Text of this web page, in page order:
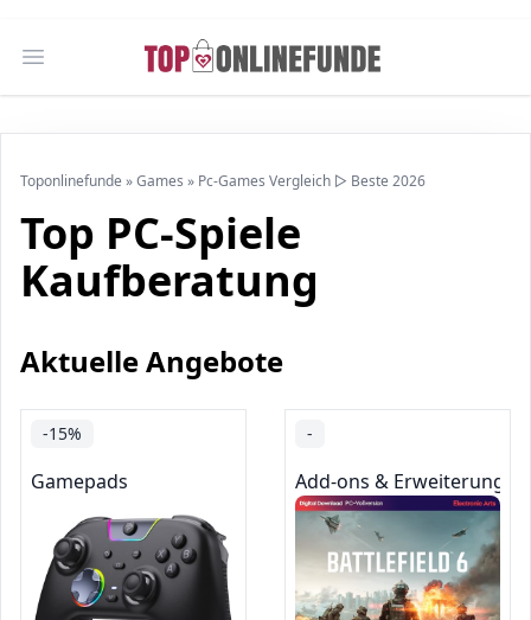
Open main menu
Toponlinefunde »Games » Pc-Games Vergleich ▷ Beste 2026
Top PC-Spiele
Kaufberatung
Aktuelle Angebote
-15%
Gamepads
-
Add-ons & Erweiterungen